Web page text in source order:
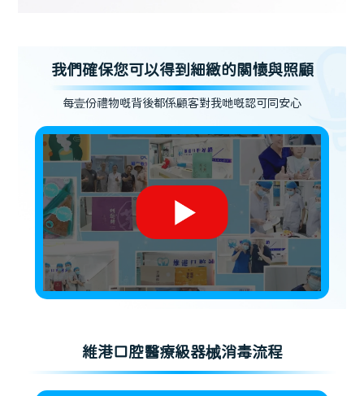
我們確保您可以得到細緻的關懷與照顧
每壹份禮物嘅背後都係顧客對我哋嘅認可同安心
維港口腔醫療級器械消毒流程